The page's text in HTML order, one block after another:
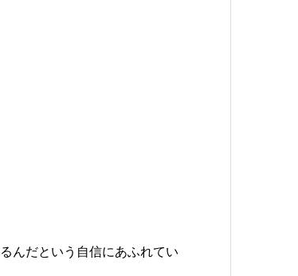
んだという自信にあふれてい